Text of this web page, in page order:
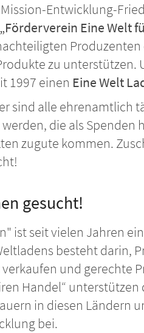
Entwicklung-
„Förderverein Eine Welt
zu unterstützen.
1997 einen Eine Welt
sind alle ehrenamtlich
die als
zugute kommen.
gesucht!
ist seit vielen Jahren
besteht darin,
und gerechte
Handel“
in diesen Ländern
bei.